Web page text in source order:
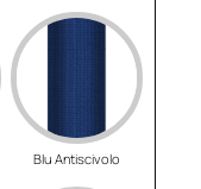
Blu Antiscivolo